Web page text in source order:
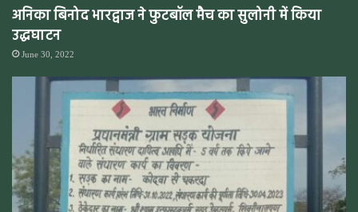
अनिका बिनोद भारद्वाज ने फुटबॉल मैच का सुलोनी में किया
उद्धघाटन
June 30, 2022